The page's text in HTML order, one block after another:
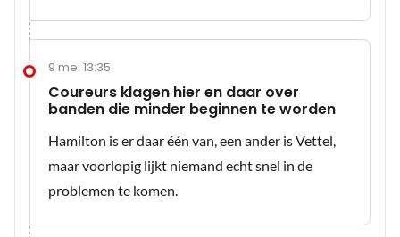
9 mei 13:35
Coureurs klagen hier en daar over
banden die minder beginnen te worden
Hamilton is er daar één van, een ander is Vettel,
maar voorlopig lijkt niemand echt snel in de
problemen te komen.